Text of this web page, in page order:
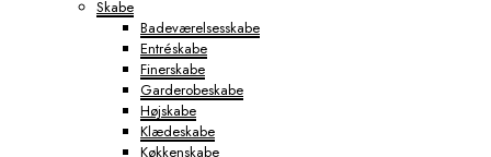
Skabe
Badeværelsesskabe
Entréskabe
Finerskabe
Garderobeskabe
Højskabe
Klædeskabe
Køkkenskabe